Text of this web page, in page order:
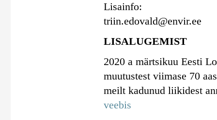
Lisainfo:
triin.edovald@envir.ee
LISALUGEMIST
2020 a märtsikuu Eesti
muutustest viimase 70
meilt kadunud liikidest
veebis